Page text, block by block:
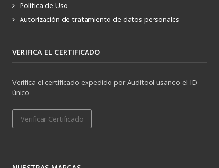
Política de Uso
Autorización de tratamiento de datos personales
VERIFICA EL CERTIFICADO
Verifica el certificado expedido por Auditool usando el ID
único
Verificar Certificado